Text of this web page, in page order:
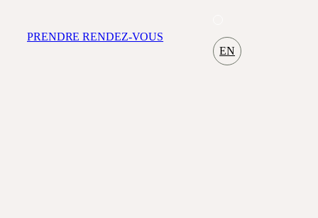
PRENDRE RENDEZ-VOUS
EN